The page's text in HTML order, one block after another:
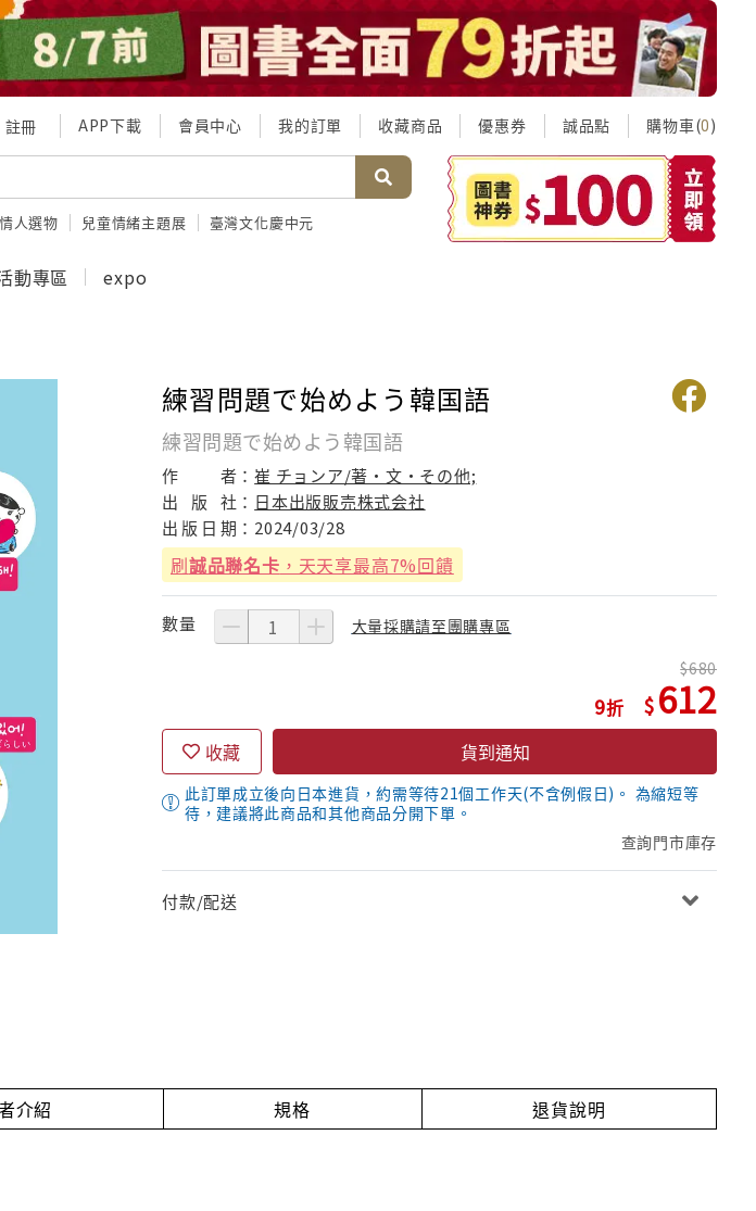
註冊 APP下載 會員中心 我的訂單 收藏商品 優惠券 誠品點 購物車(0)
人選物 兒童情緒主題展 臺灣文化慶中元
動專區 expo
練習問題で始めよう韓国語
練習問題で始めよう韓国語
作 者：崔 チョンア/著・文・その他;
出
版 社： 日本出版販売株式会社
出 版 日 期： 2024/03/28
刷誠品聯名卡 ，天天享最高7%回饋
數量 大量採購請至團購專區
9
680
612
收藏 貨到通知
此訂單成立後向日本進貨，約需等待21個工作天(不含例假日)。 為縮短等
待，建議將此商品和其他商品分開下單。
查詢門市庫存
付款/配送
介紹 規格 退貨說明